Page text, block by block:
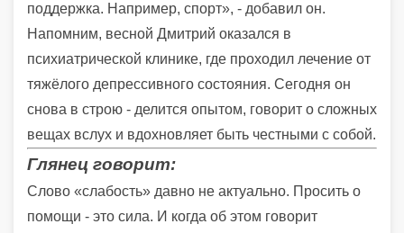
поддержка. Например, спорт», - добавил он.
Напомним, весной Дмитрий оказался в
психиатрической клинике, где проходил лечение от
тяжёлого депрессивного состояния. Сегодня он
снова в строю - делится опытом, говорит о сложных
вещах вслух и вдохновляет быть честными с собой.
Глянец говорит:
Слово «слабость» давно не актуально. Просить о
помощи - это сила. И когда об этом говорит